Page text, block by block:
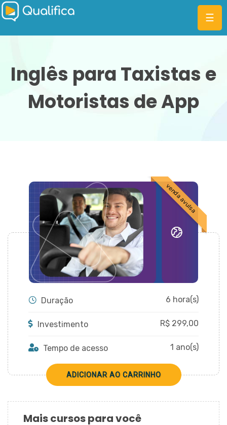
CATEGORIAS
ENTRAR
CADASTRAR
☰
Inglês para Taxistas e
Motoristas de App
venda avulsa
Duração 6 hora(s)
Investimento R$ 299,00
Tempo de acesso 1 ano(s)
Mais cursos para você